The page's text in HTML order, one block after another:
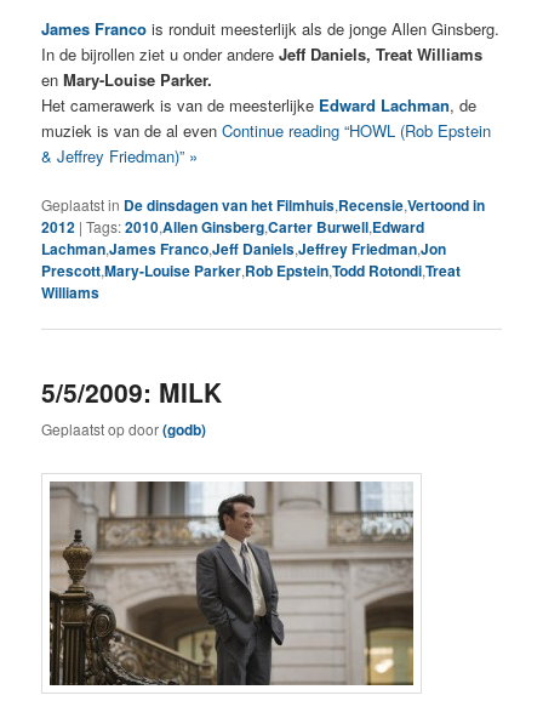
James Francois ronduit meesterlijk als de jonge Allen Ginsberg.
In de bijrollen ziet u onder andereJeff Daniels, Treat Williams
en Mary-Louise Parker.
Het camerawerk is van de meesterlijke Edward Lachman, de
muziek is van de al evenContinue reading “HOWL (Rob Epstein
& Jeffrey Friedman)” »
Geplaatst in De dinsdagen van het Filmhuis,Recensie,Vertoond in
2012 |Tags:2010,Allen Ginsberg,Carter Burwell,Edward
Lachman,James Franco,Jeff Daniels,Jeffrey Friedman,Jon
Prescott,Mary-Louise Parker,Rob Epstein,Todd Rotondi,Treat
Williams
5/5/2009: MILK
Geplaatst opdoor(godb)